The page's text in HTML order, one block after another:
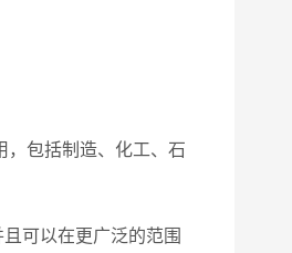
，包括制造、化工、石
可以在更广泛的范围